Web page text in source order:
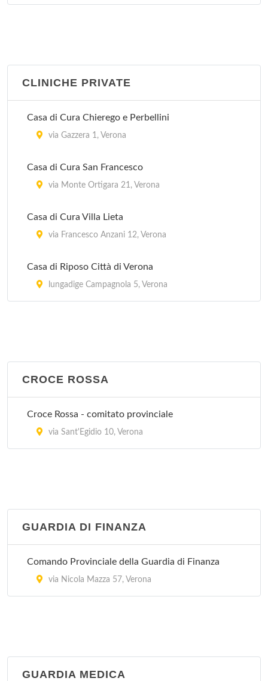
CLINICHE PRIVATE
Casa di Cura Chierego e Perbellini
via Gazzera 1, Verona
Casa di Cura San Francesco
via Monte Ortigara 21, Verona
Casa di Cura Villa Lieta
via Francesco Anzani 12, Verona
Casa di Riposo Città di Verona
lungadige Campagnola 5, Verona
CROCE ROSSA
Croce Rossa - comitato provinciale
via Sant'Egidio 10, Verona
GUARDIA DI FINANZA
Comando Provinciale della Guardia di Finanza
via Nicola Mazza 57, Verona
GUARDIA MEDICA